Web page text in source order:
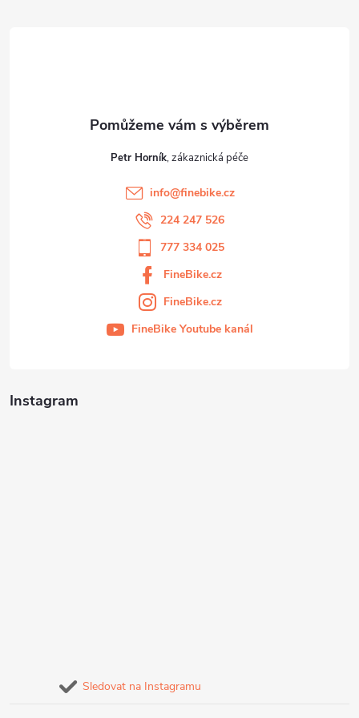
Instagram
Sledovat na Instagramu
Petr Horník
info@finebike.cz
224 247 526
777 334 025
FineBike.cz
FineBike.cz
FineBike Youtube kanál